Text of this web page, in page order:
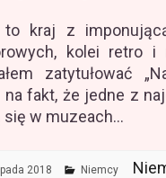
to kraj z
kolei retro i
zatytułować
na fakt, że jedne z
się w muzeach…
2018 Niemcy